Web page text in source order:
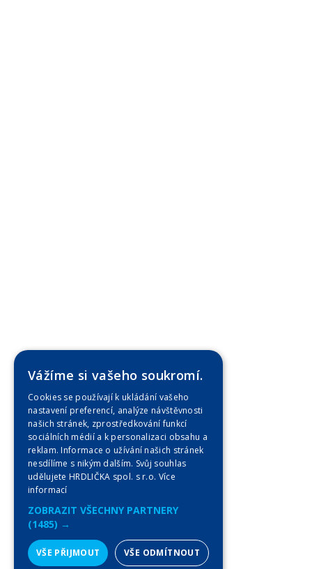
Vážíme si vašeho soukromí.
Cookies se používají k ukládání vašeho
nastavení preferencí, analýze návštěvnosti
našich stránek, zprostředkování funkcí
sociálních médií a k personalizaci obsahu a
reklam. Informace o užívání našich stránek
nesdílíme s nikým dalším. Svůj souhlas
udělujete HRDLIČKA spol. s r.o. Více
informací
ZOBRAZIT VŠECHNY PARTNERY
(1485) →
VŠE PŘIJMOUT VŠE ODMÍTNOUT